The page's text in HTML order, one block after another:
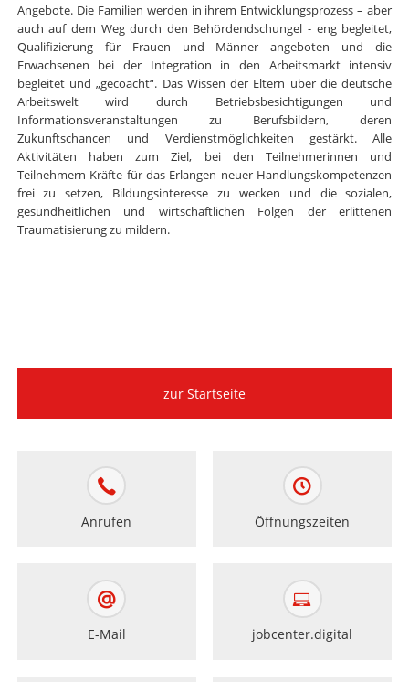
Angebote. Die Familien werden in ihrem Entwicklungsprozess – aber
auch auf dem Weg durch den Behördendschungel - eng begleitet,
Qualifizierung für Frauen und Männer angeboten und die
Erwachsenen bei der Integration in den Arbeitsmarkt intensiv
begleitet und „gecoacht“. Das Wissen der Eltern über die deutsche
Arbeitswelt wird durch Betriebsbesichtigungen und
Informationsveranstaltungen zu Berufsbildern, deren
Zukunftschancen und Verdienstmöglichkeiten gestärkt. Alle
Aktivitäten haben zum Ziel, bei den Teilnehmerinnen und
Teilnehmern Kräfte für das Erlangen neuer Handlungskompetenzen
frei zu setzen, Bildungsinteresse zu wecken und die sozialen,
gesundheitlichen und wirtschaftlichen Folgen der erlittenen
Traumatisierung zu mildern.
zur Startseite
Anrufen Öffnungszeiten
E-Mail jobcenter.digital